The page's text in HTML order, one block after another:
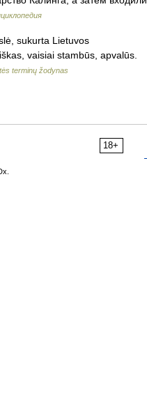
sukurta Lietuvos
vaisiai stambūs, apvalūs.
terminų žodynas
18+